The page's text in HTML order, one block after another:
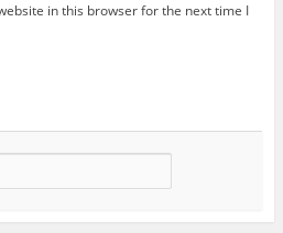
in this browser for the next time I